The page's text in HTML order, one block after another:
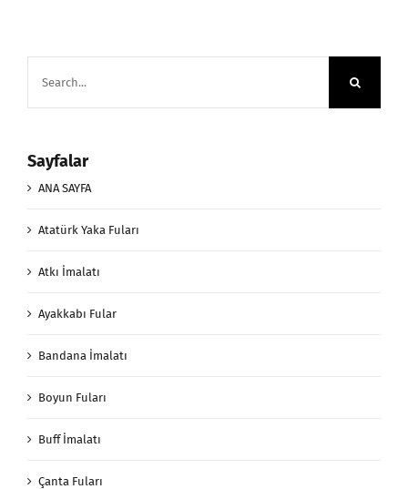
for:
Sayfalar
ANA SAYFA
Atatürk Yaka Fuları
Atkı İmalatı
Ayakkabı Fular
Bandana İmalatı
Boyun Fuları
Buff İmalatı
Çanta Fuları